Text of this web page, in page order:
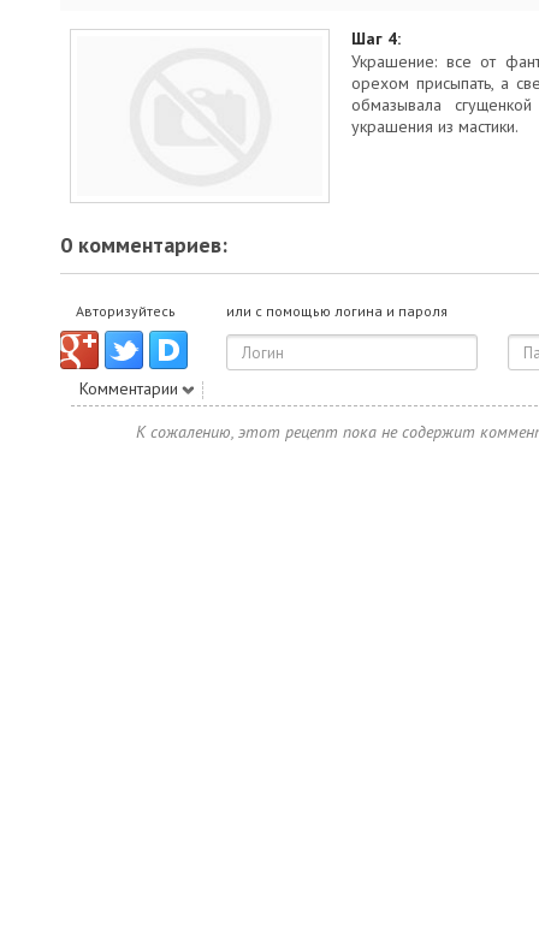
Шаг 4:
Украшение: все от
орехом присыпать, а
обмазывала
украшения из мастики.
0 комментариев:
Авторизуйтесь или с помощью логина и пароля
Комментарии
К сожалению, этот рецепт пока не содержит